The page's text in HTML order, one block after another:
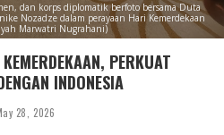
dan korps diplomatik berfoto bersama Duta
Nozadze dalam perayaan Hari Kemerdekaan
Marwatri Nugrahani)
PERKUAT
INDONESIA
28, 2026